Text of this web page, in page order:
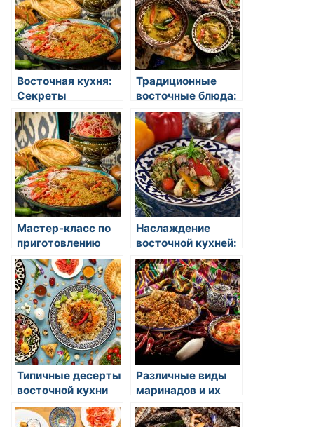
Восточная кухня:
Секреты
приготовления
изысканных блюд
Традиционные
восточные блюда:
открытие для
гурманов
Мастер-класс по
приготовлению
ароматного
китайского чая
Наслаждение
восточной кухней:
открытие вкусов и
традиций
Типичные десерты
восточной кухни
Различные виды
маринадов и их
использование в
восточной кухне